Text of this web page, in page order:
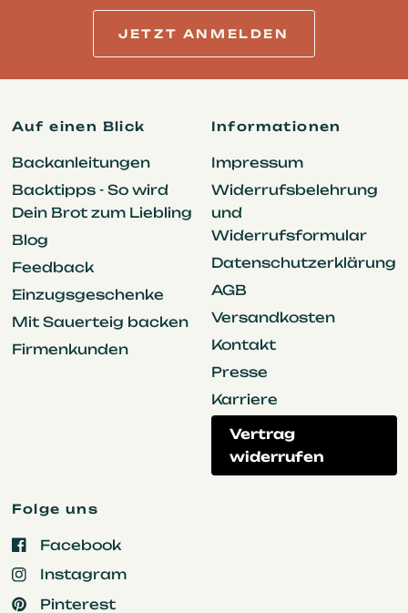
JETZT ANMELDEN
Auf einen Blick
Backanleitungen
Backtipps - So wird
Dein Brot zum Liebling
Blog
Feedback
Einzugsgeschenke
Mit Sauerteig backen
Firmenkunden
Informationen
Impressum
Widerrufsbelehrung
und
Widerrufsformular
Datenschutzerklärung
AGB
Versandkosten
Kontakt
Presse
Karriere
Vertrag
widerrufen
Folge uns
Facebook
Instagram
Pinterest